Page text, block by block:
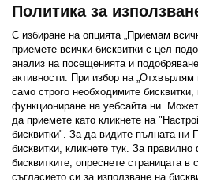
Последвайте ни:
FacebookTwitterYoutubePinterest
Политика за използване на
Политика за
С избиране на опцията „Приемам
приемете всички бисквитки с цел
анализ на посещенията и
активности. При избор на
само строго необходимитe
функциониране на уебсайта ни.
да приемете като кликнете на
бисквитки". За да видите пълната ни
бисквитки, кликнете тук. За
бисквитките, опреснете страницата в
съгласието си за използване на